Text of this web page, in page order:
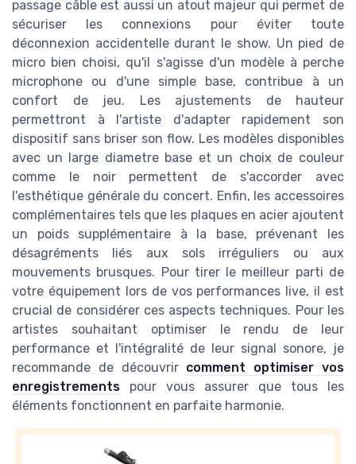
passage câble est aussi un atout majeur qui permet de
sécuriser les connexions pour éviter toute
déconnexion accidentelle durant le show. Un pied de
micro bien choisi, qu'il s'agisse d'un modèle à perche
microphone ou d'une simple base, contribue à un
confort de jeu. Les ajustements de hauteur
permettront à l'artiste d'adapter rapidement son
dispositif sans briser son flow. Les modèles disponibles
avec un large diametre base et un choix de couleur
comme le noir permettent de s'accorder avec
l'esthétique générale du concert. Enfin, les accessoires
complémentaires tels que les plaques en acier ajoutent
un poids supplémentaire à la base, prévenant les
désagréments liés aux sols irréguliers ou aux
mouvements brusques. Pour tirer le meilleur parti de
votre équipement lors de vos performances live, il est
crucial de considérer ces aspects techniques. Pour les
artistes souhaitant optimiser le rendu de leur
performance et l'intégralité de leur signal sonore, je
recommande de découvrir comment optimiser vos
enregistrements pour vous assurer que tous les
éléments fonctionnent en parfaite harmonie.